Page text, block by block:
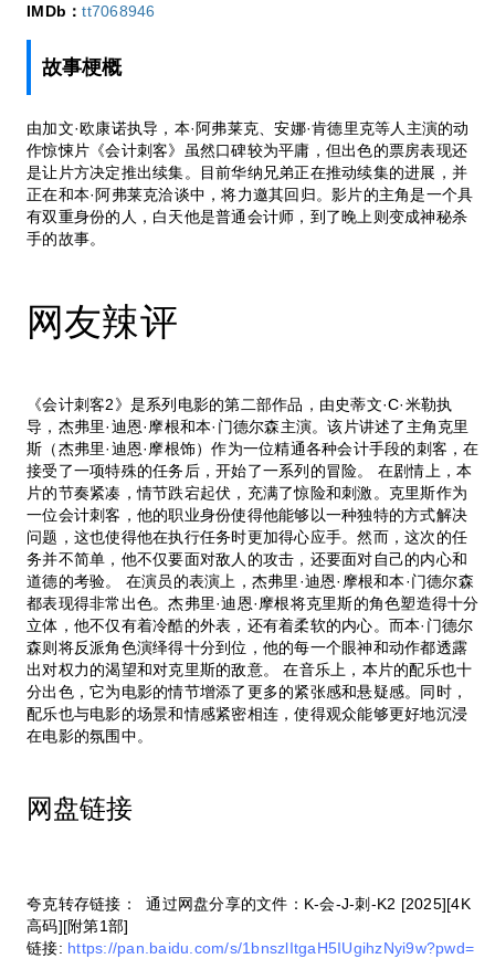
IMDb：tt7068946
故事梗概
由加文·欧康诺执导，本·阿弗莱克、安娜·肯德里克等人主演的动
作惊悚片《会计刺客》虽然口碑较为平庸，但出色的票房表现还
是让片方决定推出续集。目前华纳兄弟正在推动续集的进展，并
正在和本·阿弗莱克洽谈中，将力邀其回归。影片的主角是一个具
有双重身份的人，白天他是普通会计师，到了晚上则变成神秘杀
手的故事。
网友辣评
《会计刺客2》是系列电影的第二部作品，由史蒂文·C·米勒执
导，杰弗里·迪恩·摩根和本·门德尔森主演。该片讲述了主角克里
斯（杰弗里·迪恩·摩根饰）作为一位精通各种会计手段的刺客，在
接受了一项特殊的任务后，开始了一系列的冒险。 在剧情上，本
片的节奏紧凑，情节跌宕起伏，充满了惊险和刺激。克里斯作为
一位会计刺客，他的职业身份使得他能够以一种独特的方式解决
问题，这也使得他在执行任务时更加得心应手。然而，这次的任
务并不简单，他不仅要面对敌人的攻击，还要面对自己的内心和
道德的考验。 在演员的表演上，杰弗里·迪恩·摩根和本·门德尔森
都表现得非常出色。杰弗里·迪恩·摩根将克里斯的角色塑造得十分
立体，他不仅有着冷酷的外表，还有着柔软的内心。而本·门德尔
森则将反派角色演绎得十分到位，他的每一个眼神和动作都透露
出对权力的渴望和对克里斯的敌意。 在音乐上，本片的配乐也十
分出色，它为电影的情节增添了更多的紧张感和悬疑感。同时，
配乐也与电影的场景和情感紧密相连，使得观众能够更好地沉浸
在电影的氛围中。
网盘链接
夸克转存链接： 通过网盘分享的文件：K-会-J-刺-K2 [2025][4K
高码][附第1部]
链接: https://pan.baidu.com/s/1bnszlItgaH5IUgihzNyi9w?pwd=